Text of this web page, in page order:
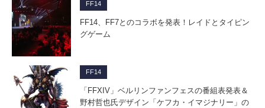
FF14
FF14、FF7とのコラボを発表！レイドとタイピン
グゲーム
FF14
「FFXIV」ベルリンファンフェスの番組表発表＆
野村哲也氏デザイン「ケフカ・イマジナリー」の